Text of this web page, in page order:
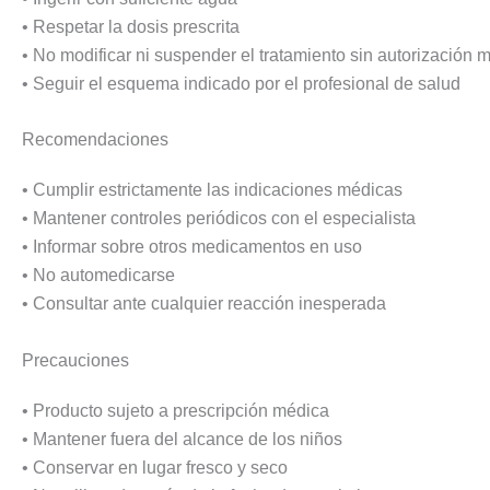
• Respetar la dosis prescrita
• No modificar ni suspender el tratamiento sin autorización
• Seguir el esquema indicado por el profesional de salud
Recomendaciones
• Cumplir estrictamente las indicaciones médicas
• Mantener controles periódicos con el especialista
• Informar sobre otros medicamentos en uso
• No automedicarse
• Consultar ante cualquier reacción inesperada
Precauciones
• Producto sujeto a prescripción médica
• Mantener fuera del alcance de los niños
• Conservar en lugar fresco y seco